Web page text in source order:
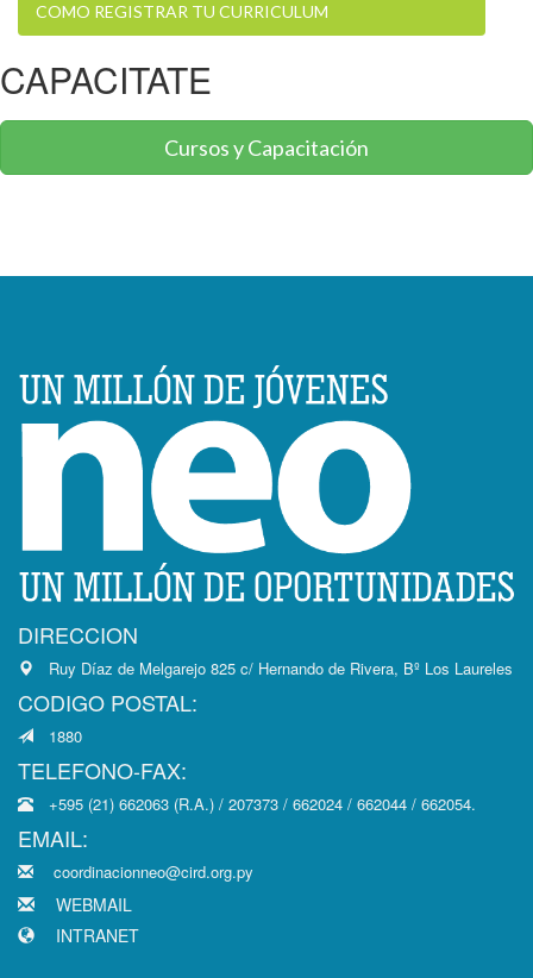
COMO REGISTRAR TU CURRICULUM
CAPACITATE
Cursos y Capacitación
DIRECCION
Ruy Díaz de Melgarejo 825 c/ Hernando de Rivera, Bº Los Laureles
CODIGO POSTAL:
1880
TELEFONO-FAX:
+595 (21) 662063 (R.A.) / 207373 / 662024 / 662044 / 662054.
EMAIL:
coordinacionneo@cird.org.py
WEBMAIL
INTRANET